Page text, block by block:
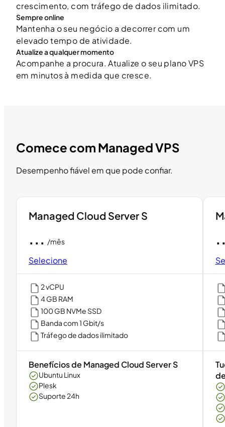
crescimento, com tráfego de dados ilimitado.
Sempre online
Mantenha o seu negócio a decorrer com um
elevado tempo de atividade.
Atualize a qualquer momento
Acompanhe a procura. Atualize o seu plano VPS
em minutos à medida que cresce.
Comece com Managed VPS
Desempenho fiável em que pode confiar.
Managed Cloud Server S
... /mês
Selecione
2 vCPU
4 GB RAM
100 GB NVMe SSD
Banda com 1 Gbit/s
Tráfego de dados ilimitado
Benefícios de Managed Cloud Server S
Ubuntu Linux
Plesk
Suporte 24h